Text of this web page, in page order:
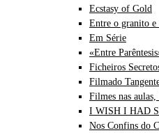
Ecstasy of Gold
Entre o granito
Em Série
«Entre
Ficheiros
Filmado
Filmes nas
I WISH I HAD
Nos Confins do